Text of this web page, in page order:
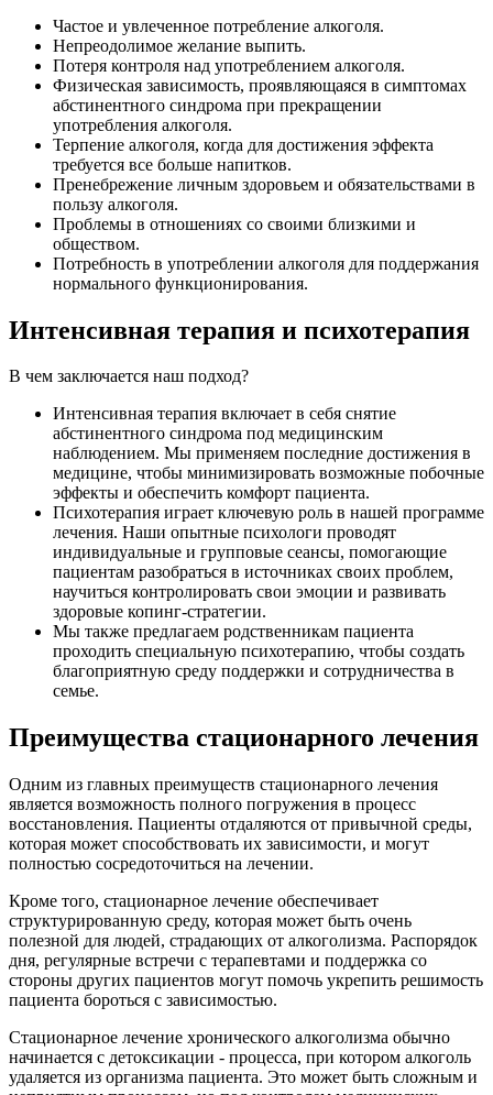
Частое и увлеченное потребление алкоголя.
Непреодолимое желание выпить.
Потеря контроля над употреблением алкоголя.
Физическая зависимость, проявляющаяся в симптомах
абстинентного синдрома при прекращении
употребления алкоголя.
Терпение алкоголя, когда для достижения эффекта
требуется все больше напитков.
Пренебрежение личным здоровьем и обязательствами в
пользу алкоголя.
Проблемы в отношениях со своими близкими и
обществом.
Потребность в употреблении алкоголя для поддержания
нормального функционирования.
Интенсивная терапия и психотерапия
В чем заключается наш подход?
Интенсивная терапия включает в себя снятие
абстинентного синдрома под медицинским
наблюдением. Мы применяем последние достижения в
медицине, чтобы минимизировать возможные побочные
эффекты и обеспечить комфорт пациента.
Психотерапия играет ключевую роль в нашей программе
лечения. Наши опытные психологи проводят
индивидуальные и групповые сеансы, помогающие
пациентам разобраться в источниках своих проблем,
научиться контролировать свои эмоции и развивать
здоровые копинг-стратегии.
Мы также предлагаем родственникам пациента
проходить специальную психотерапию, чтобы создать
благоприятную среду поддержки и сотрудничества в
семье.
Преимущества стационарного лечения
Одним из главных преимуществ стационарного лечения
является возможность полного погружения в процесс
восстановления. Пациенты отдаляются от привычной среды,
которая может способствовать их зависимости, и могут
полностью сосредоточиться на лечении.
Кроме того, стационарное лечение обеспечивает
структурированную среду, которая может быть очень
полезной для людей, страдающих от алкоголизма. Распорядок
дня, регулярные встречи с терапевтами и поддержка со
стороны других пациентов могут помочь укрепить решимость
пациента бороться с зависимостью.
Стационарное лечение хронического алкоголизма обычно
начинается с детоксикации - процесса, при котором алкоголь
удаляется из организма пациента. Это может быть сложным и